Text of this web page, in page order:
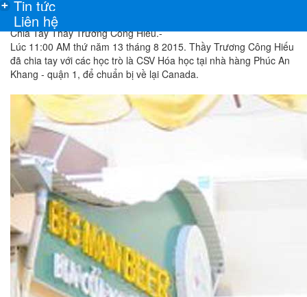
+ Tin tức
Liên hệ
Chia Tay Thầy Trương Công Hiếu.-
Lúc 11:00 AM thứ năm 13 tháng 8 2015. Thầy Trương Công Hiếu
đã chia tay với các học trò là CSV Hóa học tại nhà hàng Phúc An
Khang - quận 1, để chuẩn bị về lại Canada.